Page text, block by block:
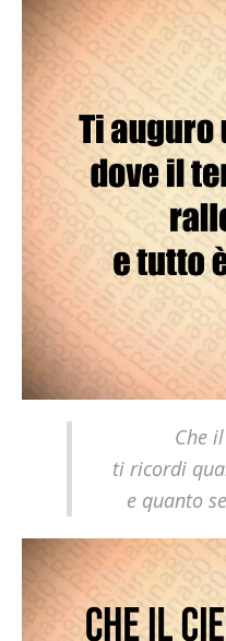
Che
ti ricordi
e quanto